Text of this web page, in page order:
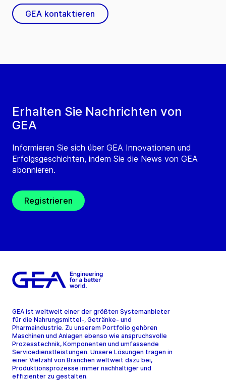
Erhalten Sie Nachrichten von
GEA
Informieren Sie sich über GEA Innovationen und
Erfolgsgeschichten, indem Sie die News von GEA
abonnieren.
Registrieren
GEA kontaktieren
GEA ist weltweit einer der größten Systemanbieter
für die Nahrungsmittel-, Getränke- und
Pharmaindustrie. Zu unserem Portfolio gehören
Maschinen und Anlagen ebenso wie anspruchsvolle
Prozesstechnik, Komponenten und umfassende
Servicedienstleistungen. Unsere Lösungen tragen in
einer Vielzahl von Branchen weltweit dazu bei,
Produktionsprozesse immer nachhaltiger und
effizienter zu gestalten.